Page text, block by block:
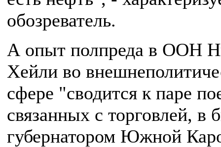
обозреватель.
А опыт полпреда в ООН
Хейли во
сфере "сводится к паре
связанных с торговлей, в
губернатором Южной